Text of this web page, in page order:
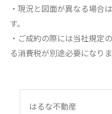
・現況と図面が異なる場合
す。
・ご成約の際には当社規定
る消費税が別途必要になりま
はるな不動産